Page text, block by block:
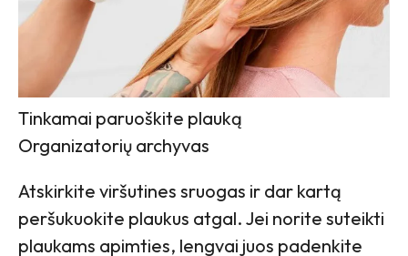
Tinkamai paruoškite plauką
Organizatorių archyvas
Atskirkite viršutines sruogas ir dar kartą
peršukuokite plaukus atgal. Jei norite suteikti
plaukams apimties, lengvai juos padenkite